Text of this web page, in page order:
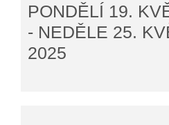
PONDĚLÍ 19.
- NEDĚLE 25.
2025